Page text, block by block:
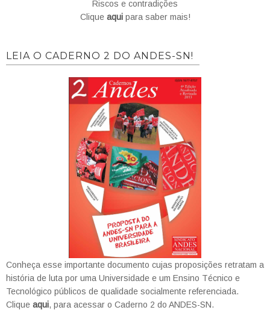
Riscos e contradições
Clique aquipara saber mais!
LEIA O CADERNO 2 DO ANDES-SN!
Conheça esse importante documento cujas proposições retratam a
história de luta por uma Universidade e um Ensino Técnico e
Tecnológico públicos de qualidade socialmente referenciada.
Clique aqui, para acessar o Caderno 2 do ANDES-SN.